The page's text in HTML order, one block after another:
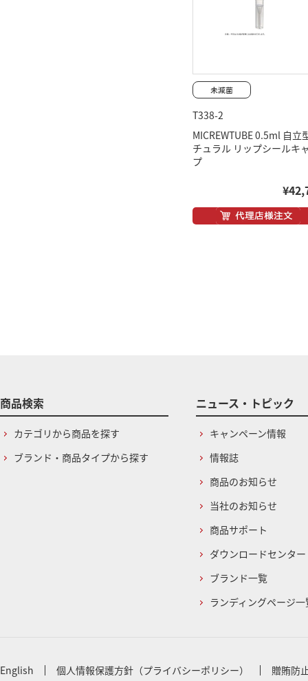
T338-2
MICREWTUBE 0.5ml 自立
チュラル リップシールキ
プ
商品検索
カテゴリから商品を探す
ブランド・商品タイプから探す
ニュース・トピック
キャンペーン情報
情報誌
商品のお知らせ
当社のお知らせ
商品サポート
ダウンロードセンター
ブランド一覧
ランディングページ一
English 個人情報保護方針（プライバシーポリシー） 贈賄防